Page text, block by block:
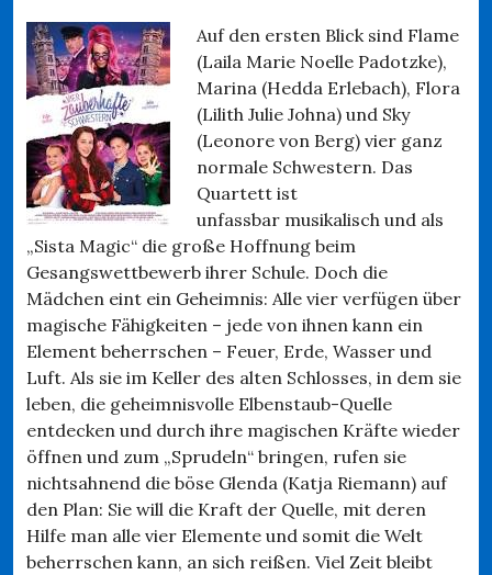
Auf den ersten Blick sind Flame
(Laila Marie Noelle Padotzke),
Marina (Hedda Erlebach), Flora
(Lilith Julie Johna) und Sky
(Leonore von Berg) vier ganz
normale Schwestern. Das
Quartett ist
unfassbar musikalisch und als
„Sista Magic“ die große Hoffnung beim
Gesangswettbewerb ihrer Schule. Doch die
Mädchen eint ein Geheimnis: Alle vier verfügen über
magische Fähigkeiten – jede von ihnen kann ein
Element beherrschen – Feuer, Erde, Wasser und
Luft. Als sie im Keller des alten Schlosses, in dem sie
leben, die geheimnisvolle Elbenstaub-Quelle
entdecken und durch ihre magischen Kräfte wieder
öffnen und zum „Sprudeln“ bringen, rufen sie
nichtsahnend die böse Glenda (Katja Riemann) auf
den Plan: Sie will die Kraft der Quelle, mit deren
Hilfe man alle vier Elemente und somit die Welt
beherrschen kann, an sich reißen. Viel Zeit bleibt